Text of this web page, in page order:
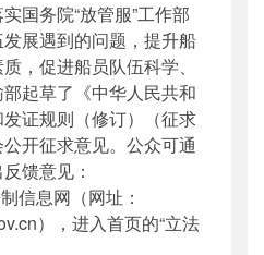
月04日
;适任考试和发证规则;征求
意见
务院“放管服”工作部
展遇到的问题，提升船
，促进船员队伍科学、
起草了《中华人民共和
证规则（修订）（征求
开征求意见。公众可通
馈意见：
息网（网址：
），进入首页的“立法